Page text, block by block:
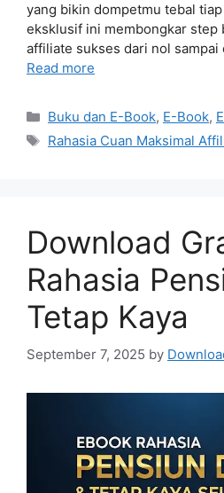
yang bikin dompetmu tebal
eksklusif ini membongkar step
affiliate sukses dari nol
Read more
Categories
Buku dan E-Book, E-Book,
Tags
Rahasia Cuan Maksimal
Download
Rahasia
Tetap Kaya
September 7, 2025 by